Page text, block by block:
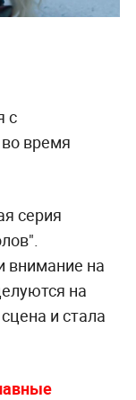
с
время
серия
внимание на
на
и стала